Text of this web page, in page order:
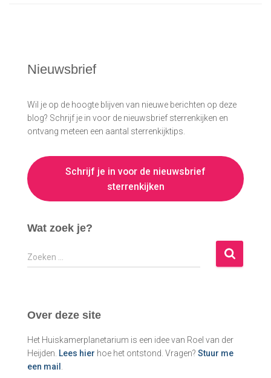
Nieuwsbrief
Wil je op de hoogte blijven van nieuwe berichten op deze
blog? Schrijf je in voor de nieuwsbrief sterrenkijken en
ontvang meteen een aantal sterrenkijktips.
Schrijf je in voor de nieuwsbrief
sterrenkijken
Wat zoek je?
Z
o
n
a
a
r
Zoeken …
Over deze site
Het Huiskamerplanetarium is een idee van Roel van der
Heijden. Lees hier hoe het ontstond. Vragen? Stuur me
een mail .